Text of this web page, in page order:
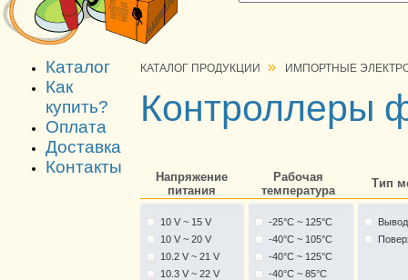
Каталог
Как
купить?
Оплата
Доставка
Контакты
КАТАЛОГ ПРОДУКЦИИ » ИМПОРТНЫЕ
Контроллеры
Напряжение
питания
Рабочая
температура
Тип
10 V ~ 15 V
10 V ~ 20 V
10.2 V ~ 21 V
10.3 V ~ 22 V
-25°C ~ 125°C
-40°C ~ 105°C
-40°C ~ 125°C
-40°C ~ 85°C